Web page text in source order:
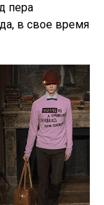
пера
в свое время